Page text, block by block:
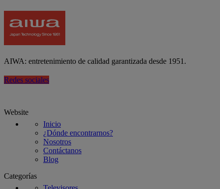
AIWA: entretenimiento de calidad garantizada desde 1951.
Redes sociales
Website
Inicio
¿Dónde encontrarnos?
Nosotros
Contáctanos
Blog
Categorías